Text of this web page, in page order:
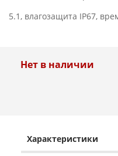
5.1, влагозащита IP67,
Нет в наличии
Характеристики